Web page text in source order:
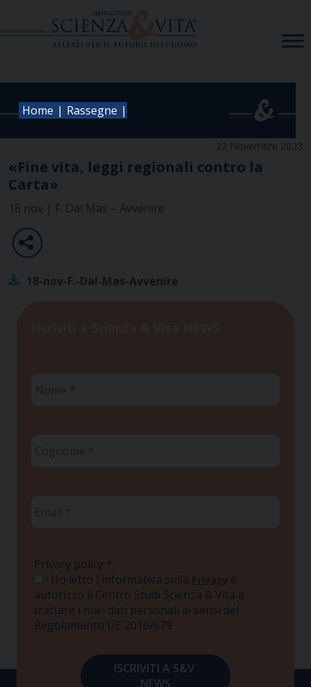
Home | Rassegne |
22 Novembre 2023
«Fine vita, leggi regionali contro la
Carta»
18 nov | F. Dal Mas – Avvenire
18-nov-F.-Dal-Mas-Avvenire
Privacy policy *
Ho letto l'informativa sulla Privacy e
autorizzo il Centro Studi Scienza & Vita a
trattare i miei dati personali ai sensi del
Regolamento UE 2016/679